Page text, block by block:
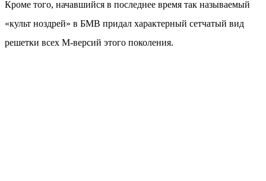
Кроме того, начавшийся в последнее время так называемый
«культ ноздрей» в БМВ придал характерный сетчатый вид
решетки всех М-версий этого поколения.